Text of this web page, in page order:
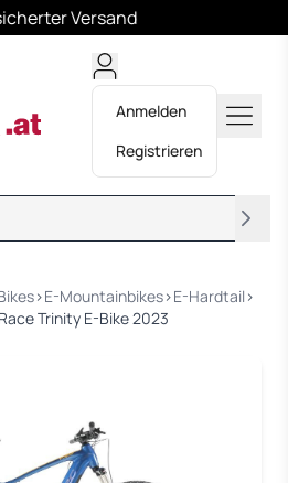
Versand
Anmelden
Registrieren
›E-Mountainbikes›E-Hardtail ›
Trinity E-Bike 2023